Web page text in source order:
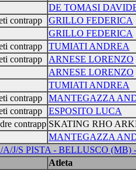
DE TOMASI
contrapp
GRILLO FEDERICA
GRILLO FEDERICA
contrapp
TUMIATI ANDREA
contrapp
ARNESE LORENZO
ARNESE LORENZO
TUMIATI ANDREA
contrapp
MANTEGAZZA
contrapp
ESPOSITO LUCA
contrapp SKATING RHO
MANTEGAZZA
J/S PISTA - BELLUSCO (MB)
Atleta